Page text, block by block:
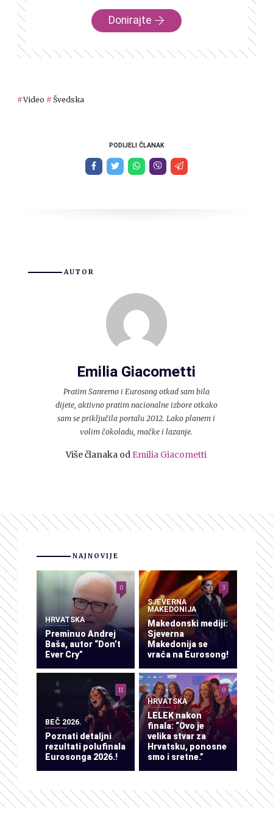
Donirajte
Video Švedska
PODIJELI ČLANAK
AUTOR
Emilia Giacometti
Pratim Sanremo i Eurosong otkad sam bila
dijete, aktivno pratim nacionalne izbore otkako
sam se priključila portalu 2012. Lako planem i
volim čokoladu, mačke i lazanje.
Više članaka od Emilia Giacometti
NAJNOVIJE
HRVATSKA
Preminuo Andrej
Baša, autor “Don’t
Ever Cry”
0
SJEVERNA
MAKEDONIJA
Makedonski mediji:
Sjeverna
Makedonija se
vraća na Eurosong!
3
BEČ 2026.
Poznati detaljni
rezultati polufinala
Eurosonga 2026.!
11
HRVATSKA
LELEK nakon
finala: “Ovo je
velika stvar za
Hrvatsku, ponosne
smo i sretne.”
0